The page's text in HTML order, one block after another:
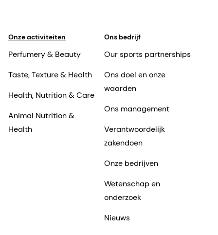
Onze activiteiten
Perfumery & Beauty
Taste, Texture & Health
Health, Nutrition & Care
Animal Nutrition &
Health
Ons bedrijf
Our sports partnerships
Ons doel en onze
waarden
Ons management
Verantwoordelijk
zakendoen
Onze bedrijven
Wetenschap en
onderzoek
Nieuws